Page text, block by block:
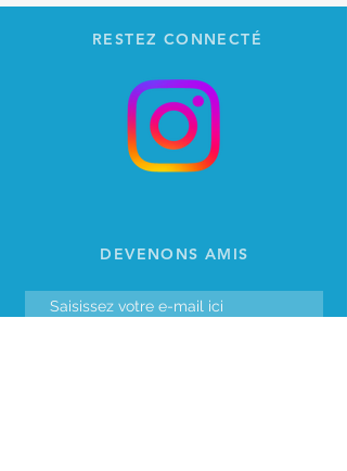
RESTEZ CONNECTÉ
DEVENONS AMIS